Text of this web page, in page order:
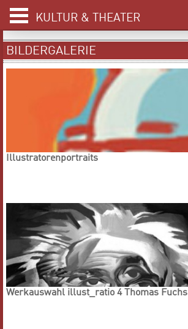
KULTUR & THEATER
BILDERGALERIE
Illustratorenportraits
Werkauswahl illust_ratio 4 Thomas Fuchs